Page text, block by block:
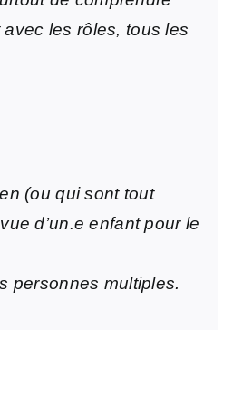
les rôles, tous les
(ou qui sont tout
d’un.e enfant pour le
personnes multiples.